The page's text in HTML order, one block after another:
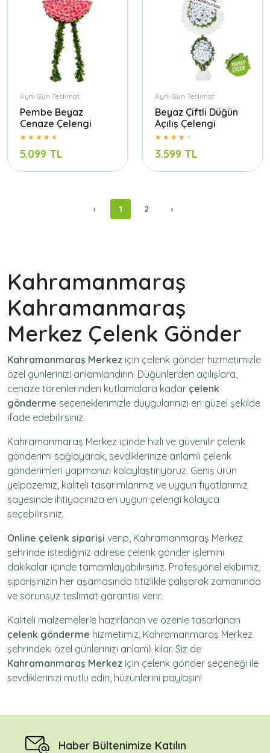
Aynı Gün Teslimat
Pembe Beyaz
Cenaze Çelengi
5.099 TL
Aynı Gün Teslimat
Beyaz Çiftli Düğün
Açılış Çelengi
3.599 TL
‹ 1 2 ›
Kahramanmaraş
Kahramanmaraş
Merkez Çelenk Gönder
Kahramanmaraş Merkez için çelenk gönder hizmetimizle
özel günlerinizi anlamlandırın. Düğünlerden açılışlara,
cenaze törenlerinden kutlamalara kadar çelenk
gönderme seçeneklerimizle duygularınızı en güzel şekilde
ifade edebilirsiniz.
Kahramanmaraş Merkez içinde hızlı ve güvenilir çelenk
gönderimi sağlayarak, sevdiklerinize anlamlı çelenk
gönderimleri yapmanızı kolaylaştırıyoruz. Geniş ürün
yelpazemiz, kaliteli tasarımlarımız ve uygun fiyatlarımız
sayesinde ihtiyacınıza en uygun çelengi kolayca
seçebilirsiniz.
Online çelenk siparişi verip, Kahramanmaraş Merkez
şehrinde istediğiniz adrese çelenk gönder işlemini
dakikalar içinde tamamlayabilirsiniz. Profesyonel ekibimiz,
siparişinizin her aşamasında titizlikle çalışarak zamanında
ve sorunsuz teslimat garantisi verir.
Kaliteli malzemelerle hazırlanan ve özenle tasarlanan
çelenk gönderme hizmetimiz, Kahramanmaraş Merkez
şehrindeki özel günlerinizi anlamlı kılar. Siz de
Kahramanmaraş Merkez için çelenk gönder seçeneği ile
sevdiklerinizi mutlu edin, hüzünlerini paylaşın!
Haber Bültenimize Katılın